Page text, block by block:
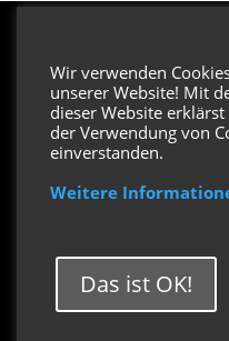
Dienstag bis
09:00 – 12:30 13:30
Freitag
In Google Maps
Copyright 2026
Wir verwenden
unserer Website! Mit
dieser Website
der Verwendung von
einverstanden.
Weitere
Das ist OK!